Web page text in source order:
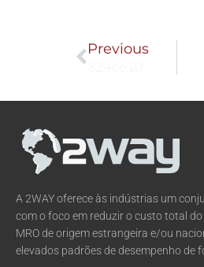
Prev
Previous
A 2WAY oferece às indústrias um
com o foco em reduzir o custo total
MRO de origem estrangeira e/ou
elevados padrões de desempenho de